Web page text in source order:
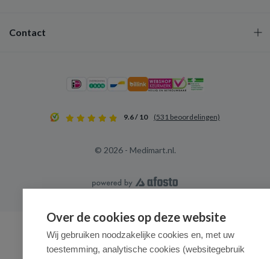
Contact
9.6 / 10 (531 beoordelingen)
© 2026 - Medimart.nl.
Over de cookies op deze website
Wij gebruiken noodzakelijke cookies en, met uw
toestemming, analytische cookies (websitegebruik